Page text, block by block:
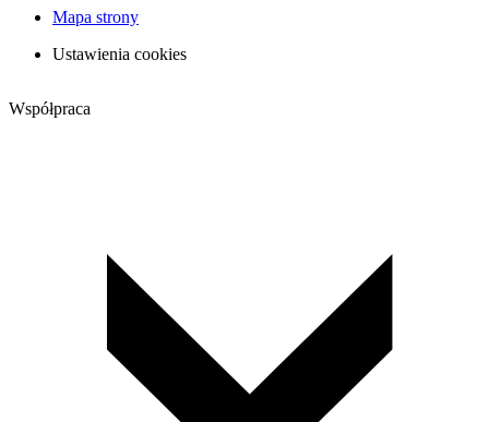
Mapa strony
Ustawienia cookies
Współpraca